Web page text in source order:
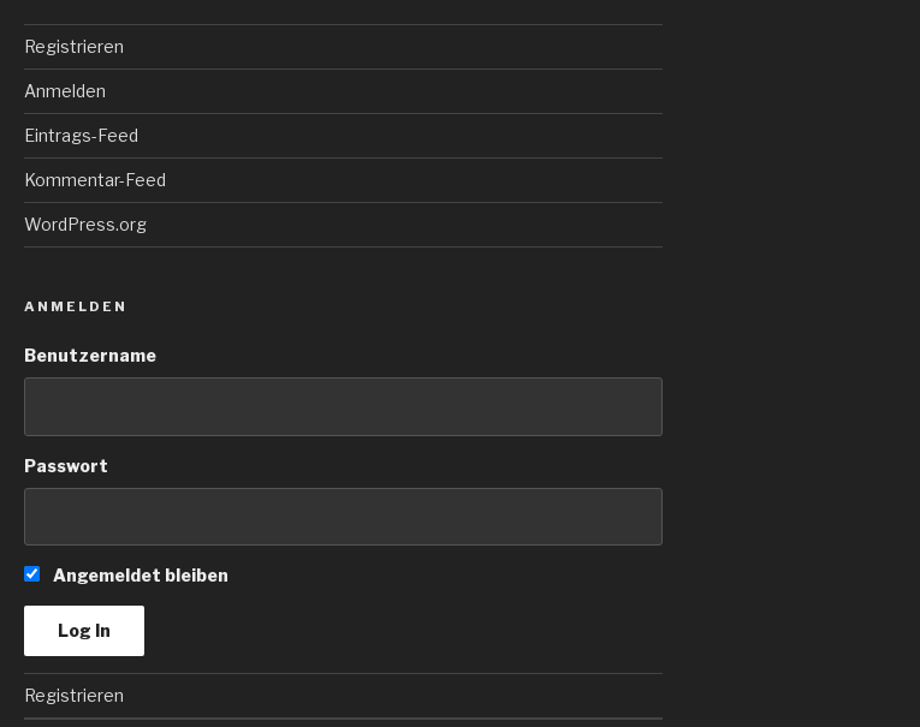
Registrieren
Anmelden
Eintrags-Feed
Kommentar-Feed
WordPress.org
ANMELDEN
Benutzername
Passwort
Angemeldet bleiben
Registrieren